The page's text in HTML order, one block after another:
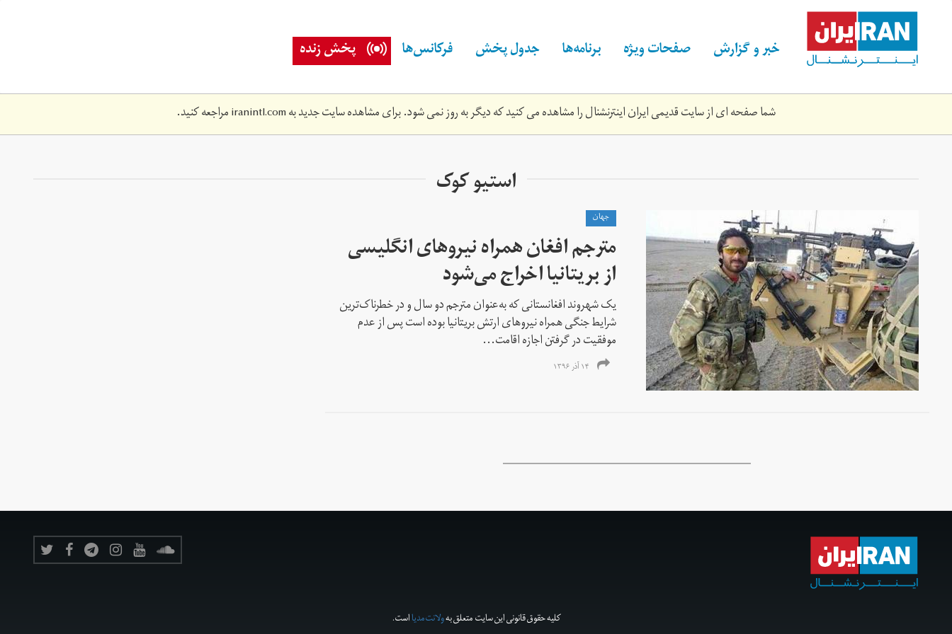
content خبر و گزارش صفحات ویژه برنامه‌ها جدول پخش فرکانس‌ها پخش زنده
شما صفحه ای از سایت قدیمی ایران اینترنشنال را مشاهده می کنید که دیگر به روز نمی شود. برای مشاهده سایت جدید بهiranintl.comمراجعه کنید.
استیو کوک
جهان
مترجم افغان همراه نیروهای انگلیسی
از بریتانیا اخراج می‌شود
یک شهروند افغانستانی که به‌عنوان مترجم دو سال و در خطرناک‌ترین
شرایط جنگی همراه نیروهای ارتش بریتانیا بوده است پس از عدم
موفقیت در گرفتن اجازه اقامت...
۱۴ آذر ۱۳۹۶
کلیه حقوق قانونی این سایت متعلق بهولانت‌مدیااست.